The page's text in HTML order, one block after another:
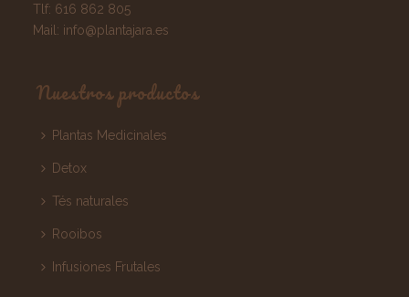
Tlf: 616 862 805
Mail: info@plantajara.es
Nuestros productos
Plantas Medicinales
Detox
Tés naturales
Rooibos
Infusiones Frutales